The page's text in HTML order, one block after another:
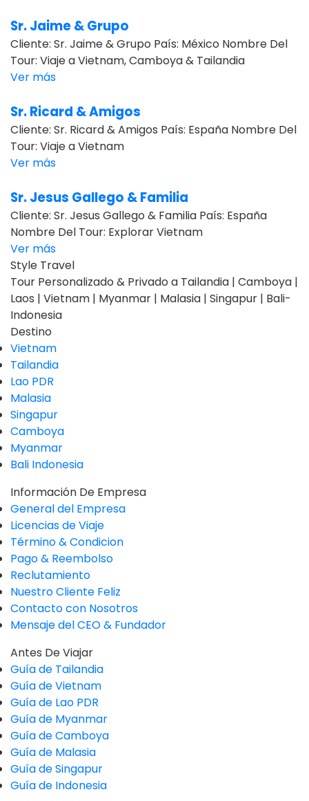
Sr. Jaime & Grupo
Cliente: Sr. Jaime & Grupo País: México Nombre Del
Tour: Viaje a Vietnam, Camboya & Tailandia
Ver más
Sr. Ricard & Amigos
Cliente: Sr. Ricard & Amigos País: España Nombre Del
Tour: Viaje a Vietnam
Ver más
Sr. Jesus Gallego & Familia
Cliente: Sr. Jesus Gallego & Familia País: España
Nombre Del Tour: Explorar Vietnam
Ver más
Style Travel
Tour Personalizado & Privado a Tailandia | Camboya |
Laos | Vietnam | Myanmar | Malasia | Singapur | Bali-
Indonesia
Destino
Vietnam
Tailandia
Lao PDR
Malasia
Singapur
Camboya
Myanmar
Bali Indonesia
Información De Empresa
General del Empresa
Licencias de Viaje
Término & Condicion
Pago & Reembolso
Reclutamiento
Nuestro Cliente Feliz
Contacto con Nosotros
Mensaje del CEO & Fundador
Antes De Viajar
Guía de Tailandia
Guía de Vietnam
Guía de Lao PDR
Guía de Myanmar
Guía de Camboya
Guía de Malasia
Guía de Singapur
Guía de Indonesia